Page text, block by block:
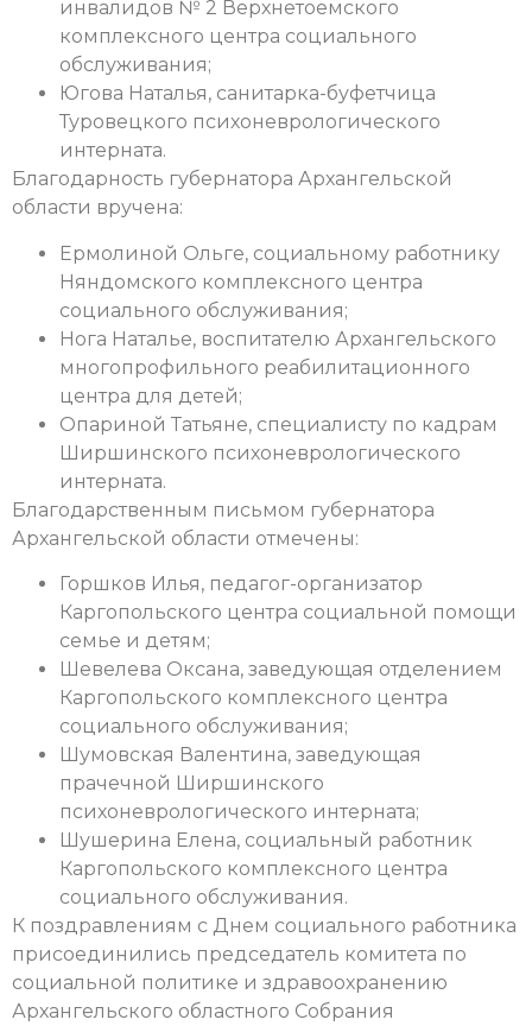
инвалидов № 2 Верхнетоемского
комплексного центра социального
обслуживания;
Югова Наталья, санитарка-буфетчица
Туровецкого психоневрологического
интерната.
Благодарность губернатора Архангельской
области вручена:
Ермолиной Ольге, социальному работнику
Няндомского комплексного центра
социального обслуживания;
Нога Наталье, воспитателю Архангельского
многопрофильного реабилитационного
центра для детей;
Опариной Татьяне, специалисту по кадрам
Ширшинского психоневрологического
интерната.
Благодарственным письмом губернатора
Архангельской области отмечены:
Горшков Илья, педагог-организатор
Каргопольского центра социальной помощи
семье и детям;
Шевелева Оксана, заведующая отделением
Каргопольского комплексного центра
социального обслуживания;
Шумовская Валентина, заведующая
прачечной Ширшинского
психоневрологического интерната;
Шушерина Елена, социальный работник
Каргопольского комплексного центра
социального обслуживания.
К поздравлениям с Днем социального работника
присоединились председатель комитета по
социальной политике и здравоохранению
Архангельского областного Собрания